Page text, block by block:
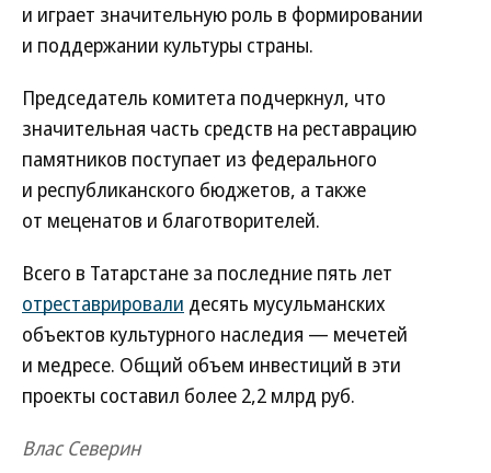
и играет значительную роль в формировании
и поддержании культуры страны.
Председатель комитета подчеркнул, что
значительная часть средств на реставрацию
памятников поступает из федерального
и республиканского бюджетов, а также
от меценатов и благотворителей.
Всего в Татарстане за последние пять лет
отреставрировали десять мусульманских
объектов культурного наследия — мечетей
и медресе. Общий объем инвестиций в эти
проекты составил более 2,2 млрд руб.
Влас Северин